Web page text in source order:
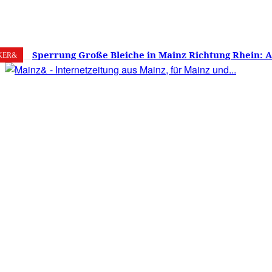
8. August 2026 32.2 Mainz
Sperrung Große Bleiche in Mainz Richtung Rhein:
verwirrt, Mainzer stinksauer – Haben die Mainzer